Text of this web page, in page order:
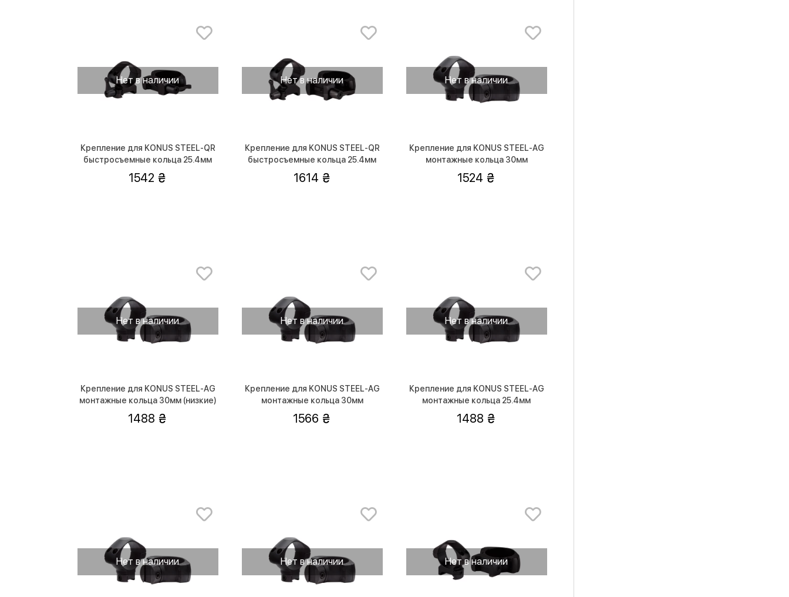
Нет в наличии
Крепление для KONUS STEEL-QR
быстросъемные кольца 25.4мм
(низкие)
1542
Нет в наличии
Крепление для KONUS STEEL-QR
быстросъемные кольца 25.4мм
(высокие)
1614
Нет в наличии
Крепление для KONUS STEEL-AG
монтажные кольца 30мм
(средней посадки)
1524
Нет в наличии
Крепление для KONUS STEEL-AG
монтажные кольца 30мм (низкие)
1488
Нет в наличии
Крепление для KONUS STEEL-AG
монтажные кольца 30мм
(высокие)
1566
Нет в наличии
Крепление для KONUS STEEL-AG
монтажные кольца 25.4мм
(средней посадки)
1488
Нет в наличии Нет в наличии Нет в наличии